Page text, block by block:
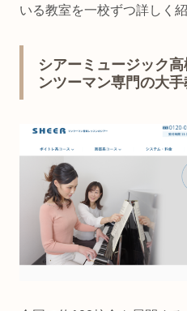
いる教室を一校ずつ詳しく
シアーミュージック
ンツーマン専門の大